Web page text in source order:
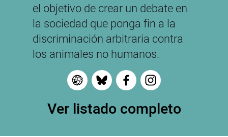
el objetivo de crear un debate en
la sociedad que ponga fin a la
discriminación arbitraria contra
los animales no humanos.
Ver listado completo